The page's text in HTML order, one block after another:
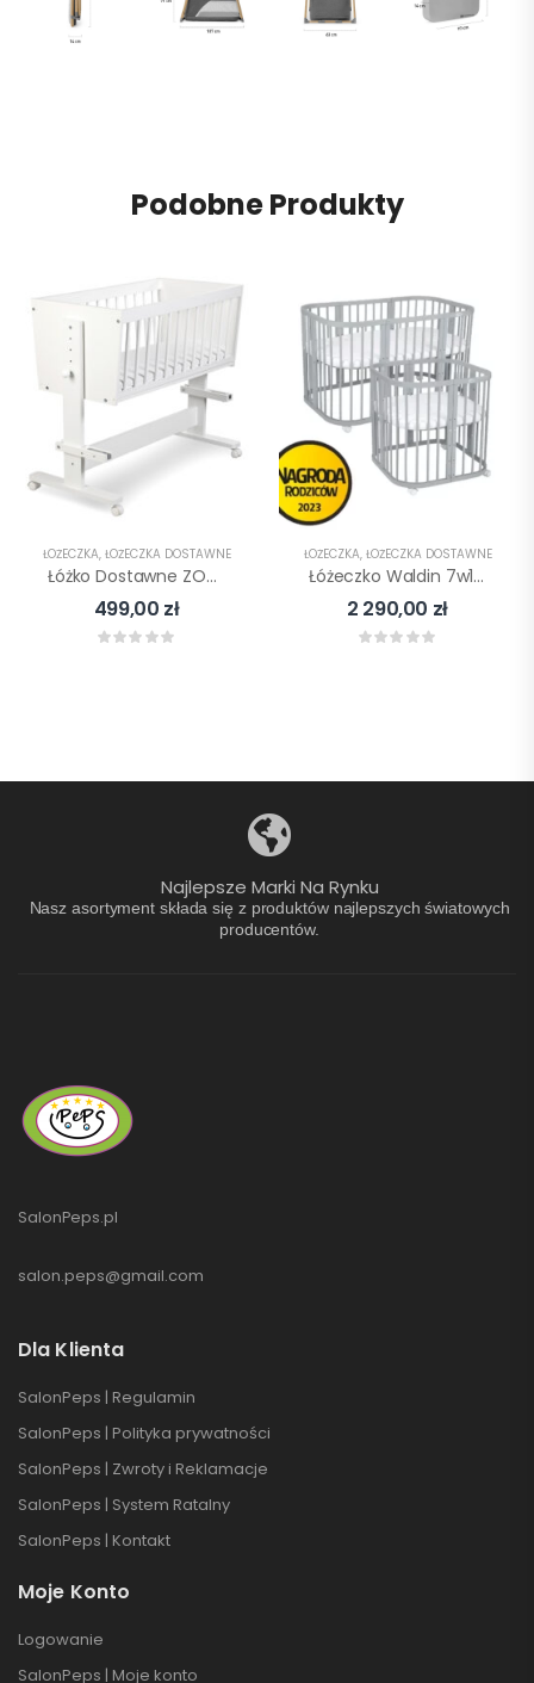
Podobne Produkty
ŁÓŻECZKA, ŁÓŻECZKA DOSTAWNE
Łóżko Dostawne ZOYA 89x40cm KLUPŚ
499,00 zł
ŁÓŻECZKA, ŁÓŻECZKA DOSTAWNE
Łóżeczko Waldin 7w1 Z Materacem Szare
2 290,00 zł
Najlepsze Marki Na Rynku
Nasz asortyment składa się z produktów najlepszych światowych
producentów.
SalonPeps.pl
salon.peps@gmail.com
Dla Klienta
SalonPeps | Regulamin
SalonPeps | Polityka prywatności
SalonPeps | Zwroty i Reklamacje
SalonPeps | System Ratalny
SalonPeps | Kontakt
Moje Konto
Logowanie
SalonPeps | Moje konto